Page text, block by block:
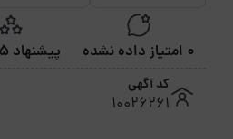
0 امتیاز داده نشده پیشنهاد 5 نفرات
کد آگهی
10026261